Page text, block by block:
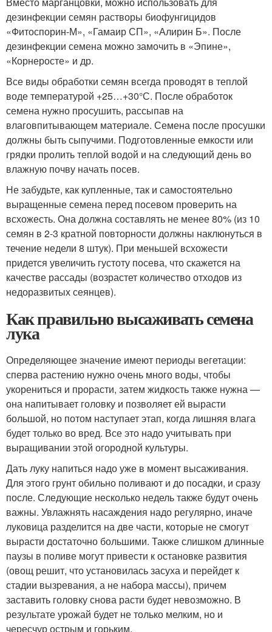
дезинфекции семян растворы биофунгицидов
«Фитоспорин-М», «Гамаир СП», «Алирин Б». После
дезинфекции семена можно замочить в «Эпине»,
«Корнеросте» и др.
Все виды обработки семян всегда проводят в теплой
воде температурой +25…+30°С. После обработок
семена нужно просушить, рассыпав на
влаговпитывающем материале. Семена после просушки
должны быть сыпучими. Подготовленные емкости или
грядки пролить теплой водой и на следующий день во
влажную почву начать посев.
Не забудьте, как купленные, так и самостоятельно
выращенные семена перед посевом проверить на
всхожесть. Она должна составлять не менее 80% (из 10
семян в 2-3 кратной повторности должны наклюнуться в
течение недели 8 штук). При меньшей всхожести
придется увеличить густоту посева, что скажется на
качестве рассады (возрастет количество отходов из
недоразвитых сеянцев).
Как правильно высаживать семена
лука
Определяющее значение имеют периоды вегетации:
сперва растению нужно очень много воды, чтобы
укорениться и прорасти, затем жидкость также нужна —
она напитывает головку и позволяет ей вырасти
большой, но потом наступает этап, когда лишняя влага
будет только во вред. Все это надо учитывать при
выращивании этой огородной культуры.
Дать луку напиться надо уже в момент высаживания.
Для этого грунт обильно поливают и до посадки, и сразу
после. Следующие несколько недель также будут очень
важны. Увлажнять насаждения надо регулярно, иначе
луковица разделится на две части, которые не смогут
вырасти достаточно большими. Также слишком длинные
паузы в поливе могут привести к остановке развития
(овощ решит, что установилась засуха и перейдет к
стадии вызревания, а не набора массы), причем
заставить головку снова расти будет невозможно. В
результате урожай будет не только мелким, но и
чересчур острым и горьким.